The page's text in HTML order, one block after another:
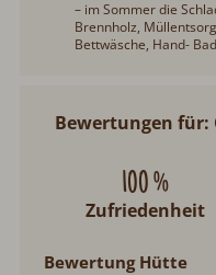
– im Sommer die
Brennholz,
Bettwäsche, Hand-
Bewertungen
100 %
Zufriedenheit
Bewertung Hütte